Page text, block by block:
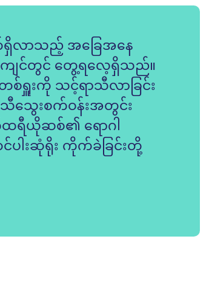
လာသည့် အခြေအနေ
းကျင်တွင် တွေ့ရလေ့ရှိသည်။
ရှူးကို သင့်ရာသီလာခြင်း
သွေးစက်ဝန်းအတွင်း
ထရီယိုဆစ်၏ ရောဂါ
ပါးဆုံရိုး ကိုက်ခဲခြင်းတို့